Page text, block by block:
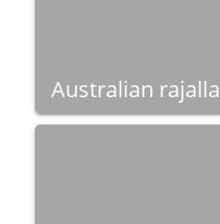
Australian rajalla